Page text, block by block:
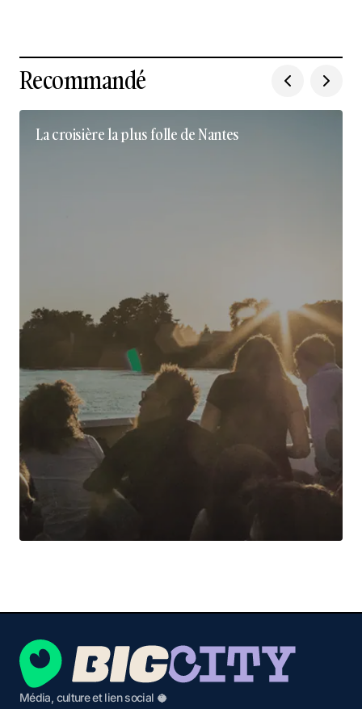
Recommandé
La croisière la plus folle de Nantes
Média, culture et lien social 🥥